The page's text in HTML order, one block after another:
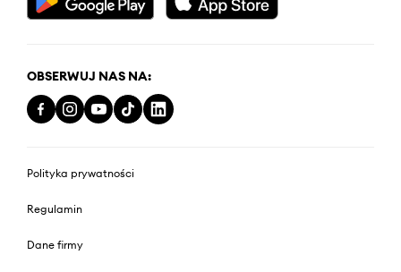
OBSERWUJ NAS NA:
Polityka prywatności
Regulamin
Dane firmy